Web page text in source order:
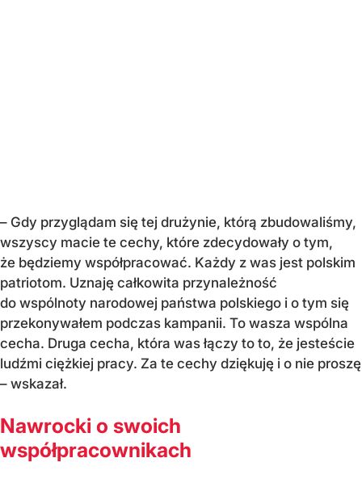
– Gdy przyglądam się tej drużynie, którą zbudowaliśmy,
wszyscy macie te cechy, które zdecydowały o tym,
że będziemy współpracować. Każdy z was jest polskim
patriotom. Uznaję całkowita przynależność
do wspólnoty narodowej państwa polskiego i o tym się
przekonywałem podczas kampanii. To wasza wspólna
cecha. Druga cecha, która was łączy to to, że jesteście
ludźmi ciężkiej pracy. Za te cechy dziękuję i o nie proszę
– wskazał.
Nawrocki o swoich
współpracownikach